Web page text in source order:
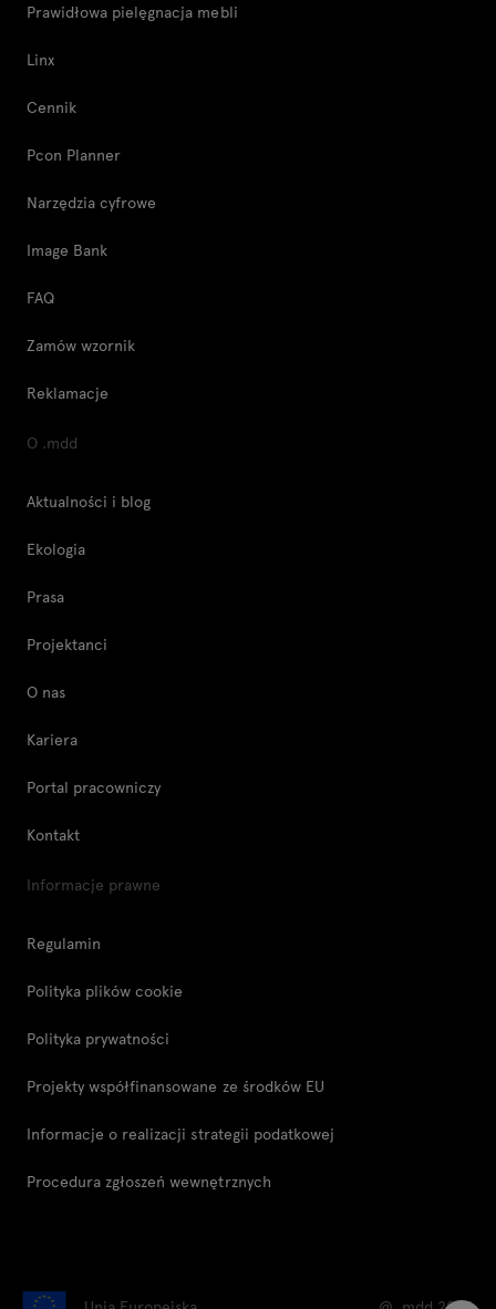
Prawidłowa pielęgnacja mebli
Linx
Cennik
Pcon Planner
Narzędzia cyfrowe
Image Bank
FAQ
Zamów wzornik
Reklamacje
O .mdd
Aktualności i blog
Ekologia
Prasa
Projektanci
O nas
Kariera
Portal pracowniczy
Kontakt
Informacje prawne
Regulamin
Polityka plików cookie
Polityka prywatności
Projekty współfinansowane ze środków EU
Informacje o realizacji strategii podatkowej
Procedura zgłoszeń wewnętrznych